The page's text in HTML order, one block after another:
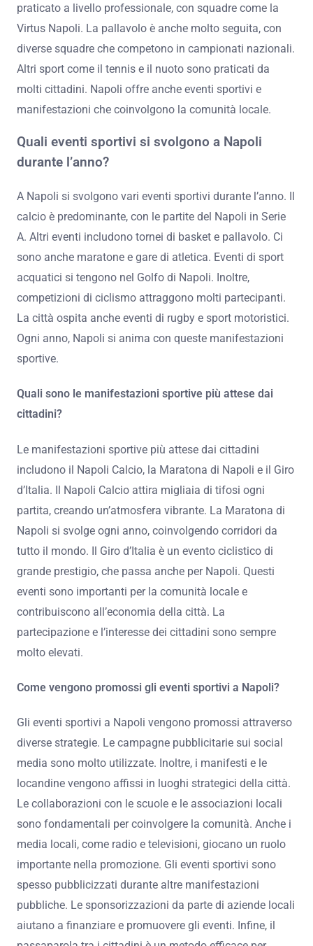
praticato a livello professionale, con squadre come la
Virtus Napoli. La pallavolo è anche molto seguita, con
diverse squadre che competono in campionati nazionali.
Altri sport come il tennis e il nuoto sono praticati da
molti cittadini. Napoli offre anche eventi sportivi e
manifestazioni che coinvolgono la comunità locale.
Quali eventi sportivi si svolgono a Napoli
durante l’anno?
A Napoli si svolgono vari eventi sportivi durante l’anno. Il
calcio è predominante, con le partite del Napoli in Serie
A. Altri eventi includono tornei di basket e pallavolo. Ci
sono anche maratone e gare di atletica. Eventi di sport
acquatici si tengono nel Golfo di Napoli. Inoltre,
competizioni di ciclismo attraggono molti partecipanti.
La città ospita anche eventi di rugby e sport motoristici.
Ogni anno, Napoli si anima con queste manifestazioni
sportive.
Quali sono le manifestazioni sportive più attese dai
cittadini?
Le manifestazioni sportive più attese dai cittadini
includono il Napoli Calcio, la Maratona di Napoli e il Giro
d’Italia. Il Napoli Calcio attira migliaia di tifosi ogni
partita, creando un’atmosfera vibrante. La Maratona di
Napoli si svolge ogni anno, coinvolgendo corridori da
tutto il mondo. Il Giro d’Italia è un evento ciclistico di
grande prestigio, che passa anche per Napoli. Questi
eventi sono importanti per la comunità locale e
contribuiscono all’economia della città. La
partecipazione e l’interesse dei cittadini sono sempre
molto elevati.
Come vengono promossi gli eventi sportivi a Napoli?
Gli eventi sportivi a Napoli vengono promossi attraverso
diverse strategie. Le campagne pubblicitarie sui social
media sono molto utilizzate. Inoltre, i manifesti e le
locandine vengono affissi in luoghi strategici della città.
Le collaborazioni con le scuole e le associazioni locali
sono fondamentali per coinvolgere la comunità. Anche i
media locali, come radio e televisioni, giocano un ruolo
importante nella promozione. Gli eventi sportivi sono
spesso pubblicizzati durante altre manifestazioni
pubbliche. Le sponsorizzazioni da parte di aziende locali
aiutano a finanziare e promuovere gli eventi. Infine, il